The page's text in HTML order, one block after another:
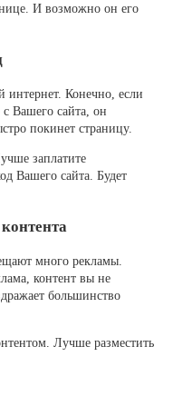
И возможно он его
интернет. Конечно, если
Вашего сайта, он
покинет страницу.
заплатите
Вашего сайта. Будет
много рекламы.
контент вы не
большинство
Лучше разместить